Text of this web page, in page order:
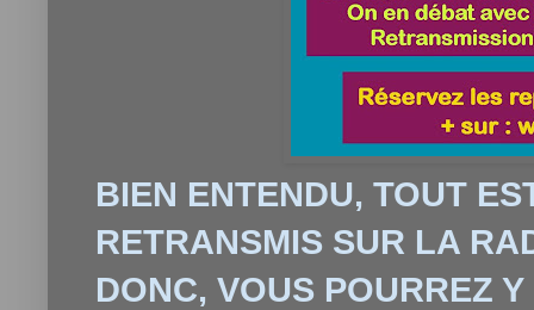
BIEN ENTENDU, TOUT
RETRANSMIS SUR LA
DONC, VOUS POURREZ